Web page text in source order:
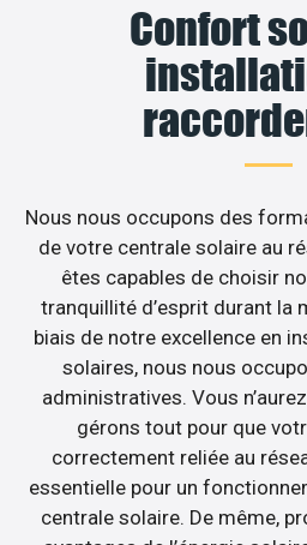
Confort
Nous nous occupons des
de votre centrale solaire au
êtes capables de choisir
tranquillité d’esprit durant la
biais de notre excellence en
solaires, nous nous
administratives. Vous
gérons tout pour que
correctement reliée au
essentielle pour un
centrale solaire. De même,